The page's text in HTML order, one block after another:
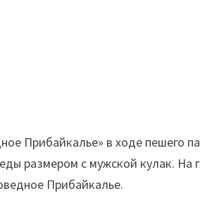
Прибайкалье» в ходе пешего
размером с мужской кулак. На
Прибайкалье.